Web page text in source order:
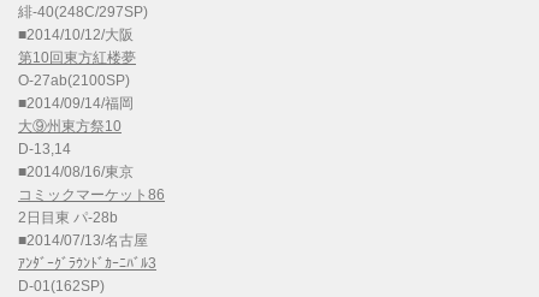
緋-40(248C/297SP)
■2014/10/12/大阪
第10回東方紅楼夢
O-27ab(2100SP)
■2014/09/14/福岡
大⑨州東方祭10
D-13,14
■2014/08/16/東京
コミックマーケット86
2日目東 パ-28b
■2014/07/13/名古屋
ｱﾝﾀﾞｰｸﾞﾗｳﾝﾄﾞｶｰﾆﾊﾞﾙ3
D-01(162SP)